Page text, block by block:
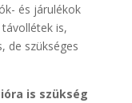
és járulékok
is,
de szükséges
is szükség